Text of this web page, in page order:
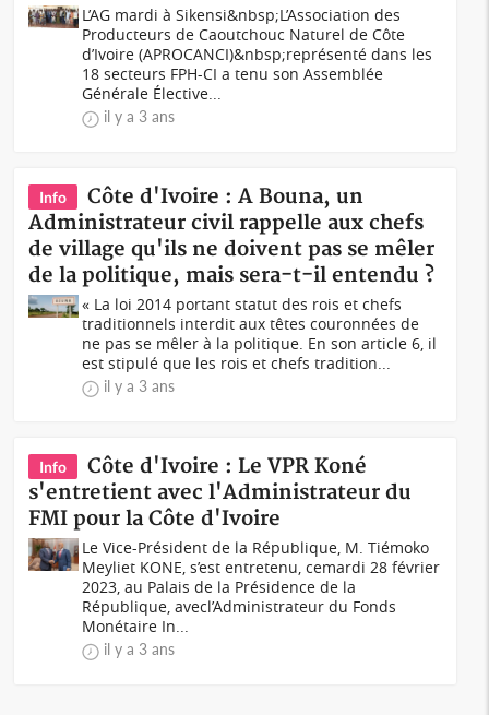
L’AG mardi à Sikensi&nbsp;L’Association des
Producteurs de Caoutchouc Naturel de Côte
d’Ivoire (APROCANCI)&nbsp;représenté dans les
18 secteurs FPH-CI a tenu son Assemblée
Générale Élective...
il y a 3 ans
Info
Côte d'Ivoire : A Bouna, un
Administrateur civil rappelle aux chefs
de village qu'ils ne doivent pas se mêler
de la politique, mais sera-t-il entendu ?
« La loi 2014 portant statut des rois et chefs
traditionnels interdit aux têtes couronnées de
ne pas se mêler à la politique. En son article 6, il
est stipulé que les rois et chefs tradition...
il y a 3 ans
Info
Côte d'Ivoire : Le VPR Koné
s'entretient avec l'Administrateur du
FMI pour la Côte d'Ivoire
Le Vice-Président de la République, M. Tiémoko
Meyliet KONE, s’est entretenu, cemardi 28 février
2023, au Palais de la Présidence de la
République, avecl’Administrateur du Fonds
Monétaire In...
il y a 3 ans